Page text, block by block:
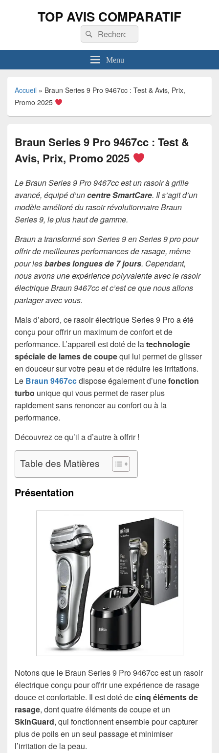
TOP AVIS COMPARATIF
Recherche :
Rechercher
Menu
Accueil » Braun Series 9 Pro 9467cc : Test & Avis, Prix,
Promo 2025
Braun Series 9 Pro 9467cc : Test &
Avis, Prix, Promo 2025
Le Braun Series 9 Pro 9467cc est un rasoir à grille
avancé, équipé d’uncentre SmartCare. Il s’agit d’un
modèle amélioré du rasoir révolutionnaire Braun
Series 9, le plus haut de gamme.
Braun a transformé son Series 9 en Series 9 pro pour
offrir de meilleures performances de rasage, même
pour lesbarbes longues de 7 jours. Cependant,
nous avons une expérience polyvalente avec le rasoir
électrique Braun 9467cc et c’est ce que nous allons
partager avec vous.
Mais d’abord, ce rasoir électrique Series 9 Pro a été
conçu pour offrir un maximum de confort et de
performance. L’appareil est doté de latechnologie
spéciale de lames de coupequi lui permet de glisser
en douceur sur votre peau et de réduire les irritations.
Le Braun 9467ccdispose également d’unefonction
turbo unique qui vous permet de raser plus
rapidement sans renoncer au confort ou à la
performance.
Découvrez ce qu’il a d’autre à offrir !
Table des Matières
Présentation
Notons que le Braun Series 9 Pro 9467cc est un rasoir
électrique conçu pour offrir une expérience de rasage
douce et confortable. Il est doté decinq éléments de
rasage, dont quatre éléments de coupe et un
SkinGuard, qui fonctionnent ensemble pour capturer
plus de poils en un seul passage et minimiser
l’irritation de la peau.